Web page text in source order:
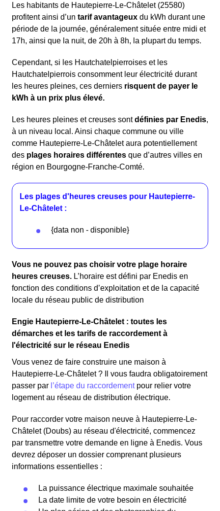
Les habitants de Hautepierre-Le-Châtelet (25580)
profitent ainsi d’un tarif avantageux du kWh durant une
période de la journée, généralement située entre midi et
17h, ainsi que la nuit, de 20h à 8h, la plupart du temps.
Cependant, si les Hautchatelpierroises et les
Hautchatelpierrois consomment leur électricité durant
les heures pleines, ces derniers risquent de payer le
kWh à un prix plus élevé.
Les heures pleines et creuses sontdéfinies par Enedis,
à un niveau local. Ainsi chaque commune ou ville
comme Hautepierre-Le-Châtelet aura potentiellement
des plages horaires différentes que d’autres villes en
région en Bourgogne-Franche-Comté.
Les plages d'heures creuses pour Hautepierre-
Le-Châtelet :
{data non - disponible}
Vous ne pouvez pas choisir votre plage horaire
heures creuses. L’horaire est défini par Enedis en
fonction des conditions d’exploitation et de la capacité
locale du réseau public de distribution
Engie Hautepierre-Le-Châtelet : toutes les
démarches et les tarifs de raccordement à
l'électricité sur le réseau Enedis
Vous venez de faire construire une maison à
Hautepierre-Le-Châtelet ? Il vous faudra obligatoirement
passer par l’étape du raccordementpour relier votre
logement au réseau de distribution électrique.
Pour raccorder votre maison neuve à Hautepierre-Le-
Châtelet (Doubs) au réseau d'électricité, commencez
par transmettre votre demande en ligne à Enedis. Vous
devrez déposer un dossier comprenant plusieurs
informations essentielles :
La puissance électrique maximale souhaitée
La date limite de votre besoin en électricité